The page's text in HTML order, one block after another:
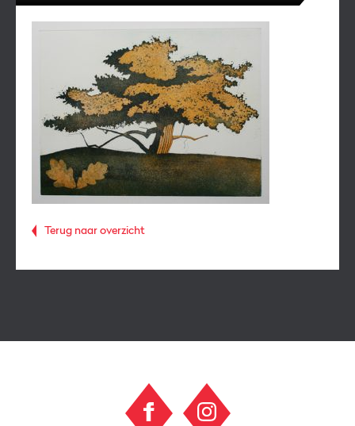
Terug naar overzicht